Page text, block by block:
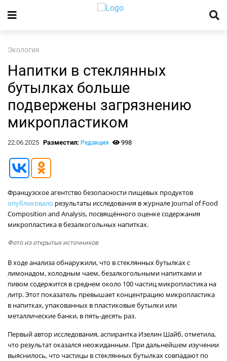
Экология
Напитки в стеклянных
бутылках больше
подвержены загрязнению
микропластиком
22.06.2025 Разместил: Редакция 998
Французское агентство безопасности пищевых продуктов
опубликовало результаты исследования в журнале Journal of Food
Composition and Analysis, посвящённого оценке содержания
микропластика в безалкогольных напитках.
Фото из открытых источников
В ходе анализа обнаружили, что в стеклянных бутылках с
лимонадом, холодным чаем, безалкогольными напитками и
пивом содержится в среднем около 100 частиц микропластика на
литр. Этот показатель превышает концентрацию микропластика
в напитках, упакованных в пластиковые бутылки или
металлические банки, в пять-десять раз.
Первый автор исследования, аспирантка Изелин Шайб, отметила,
что результат оказался неожиданным. При дальнейшем изучении
выяснилось, что частицы в стеклянных бутылках совпадают по